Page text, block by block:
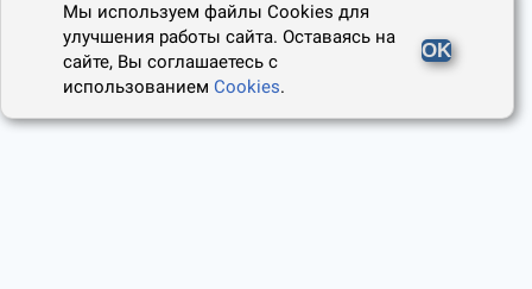
Мы используем файлы Cookies для
улучшения работы сайта. Оставаясь на
сайте, Вы соглашаетесь с
использованиемCookies.
OK